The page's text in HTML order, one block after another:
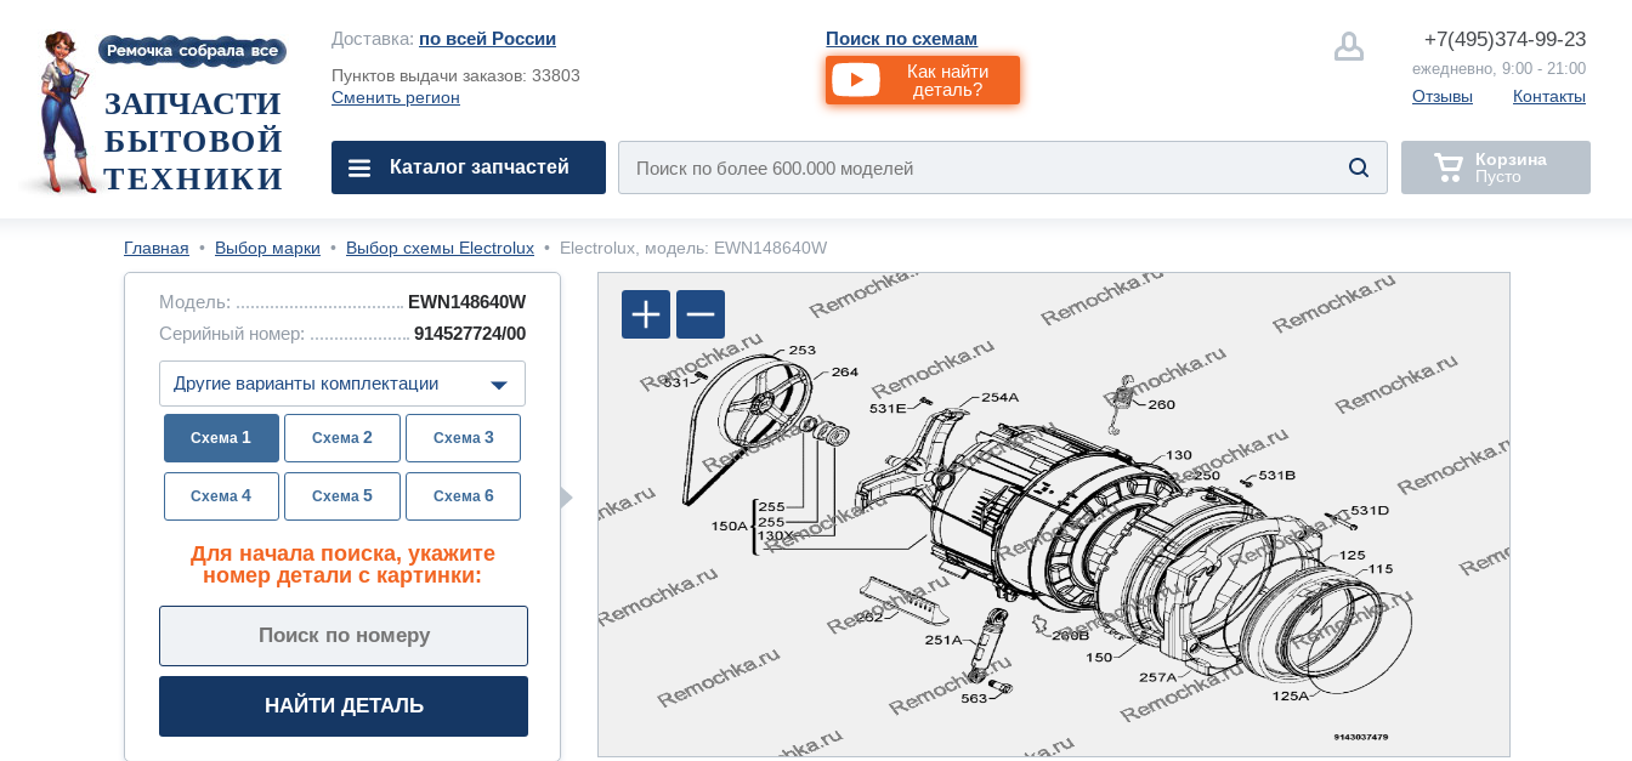
Доставка: по всей России
Пунктов выдачи заказов: 33803
Сменить регион
Поиск по схемам
Как найти
деталь?
+7(495)374-99-23
ежедневно, 9:00 - 21:00
Отзывы Контакты
ЗАПЧАСТИ
БЫТОВОЙ
ТЕХНИКИ
Каталог запчастей
Корзина
Пусто
Главная • Выбор марки • Выбор схемы Electrolux • Electrolux, модель: EWN148640W
Модель:
EWN148640W
Серийный номер:
914527724/00
1 2 3
4 5 6
Для начала поиска, укажите
номер детали с картинки: